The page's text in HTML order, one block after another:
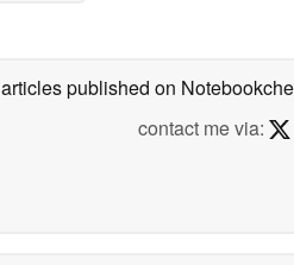
published on
contact me via: